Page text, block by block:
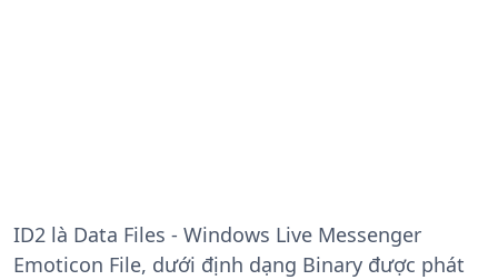
ID2 là Data Files - Windows Live Messenger
Emoticon File, dưới định dạng Binary được phát